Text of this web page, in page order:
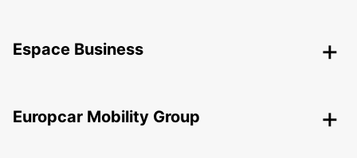
Espace Business
Europcar Mobility Group